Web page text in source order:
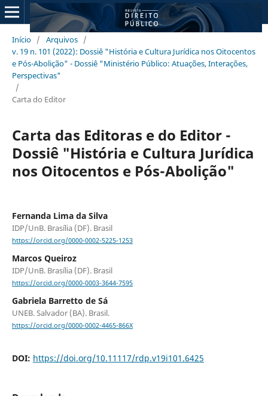
Início / Arquivos /
v. 19 n. 101 (2022): Dossiê "História e Cultura Jurídica nos Oitocentos
e Pós-Abolição" - Dossiê "Ministério Público: Atuações, Interações,
Perspectivas"
/
Carta do Editor
Carta das Editoras e do Editor -
Dossiê "História e Cultura Jurídica
nos Oitocentos e Pós-Abolição"
Fernanda Lima da Silva
IDP/UnB. Brasília (DF). Brasil
https://orcid.org/0000-0002-5225-1253
Marcos Queiroz
IDP/UnB. Brasília (DF). Brasil
https://orcid.org/0000-0003-3644-7595
Gabriela Barretto de Sá
UNEB. Salvador (BA). Brasil.
https://orcid.org/0000-0002-4465-866X
DOI: https://doi.org/10.11117/rdp.v19i101.6425